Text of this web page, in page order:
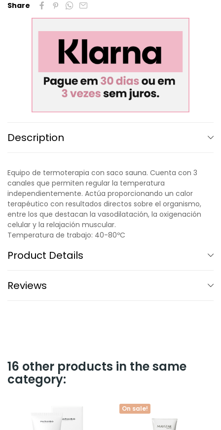
Share
Description
Equipo de termoterapia con saco sauna. Cuenta con 3
canales que permiten regular la temperatura
independientemente. Actúa proporcionando un calor
terapéutico con resultados directos sobre el organismo,
entre los que destacan la vasodilatación, la oxigenación
celular y la relajación muscular.
Temperatura de trabajo: 40-80ºC
Product Details
Reviews
16 other products in the same
category:
On sale!